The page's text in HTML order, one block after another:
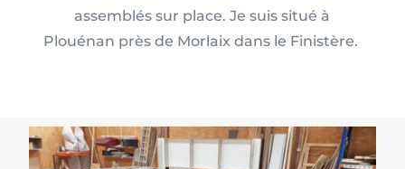
assemblés sur place. Je suis situé à
Plouénan près de Morlaix dans le Finistère.